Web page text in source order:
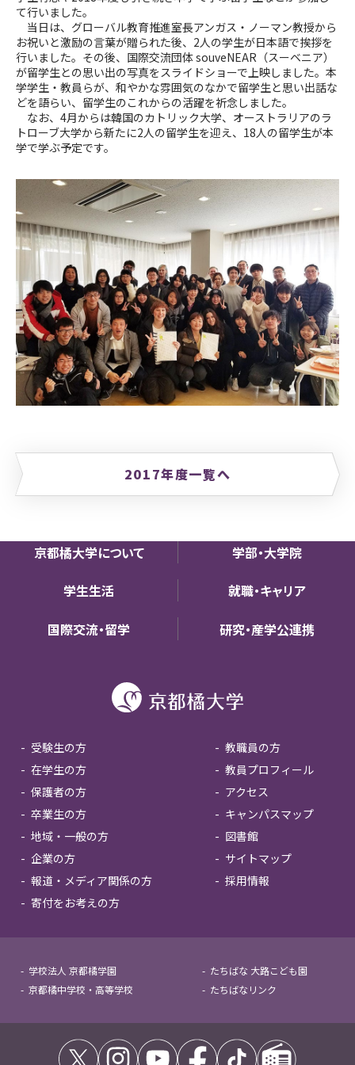
て行いました。
当日は、グローバル教育推進室長アンガス・ノーマン教授から
お祝いと激励の言葉が贈られた後、2人の学生が日本語で挨拶を
行いました。その後、国際交流団体 souveNEAR（スーベニア）
が留学生との思い出の写真をスライドショーで上映しました。本
学学生・教員らが、和やかな雰囲気のなかで留学生と思い出話な
どを語らい、留学生のこれからの活躍を祈念しました。
なお、4月からは韓国のカトリック大学、オーストラリアのラ
トローブ大学から新たに2人の留学生を迎え、18人の留学生が本
学で学ぶ予定です。
2017年度一覧へ
京都橘大学について 学部・大学院
学生生活 就職・キャリア
国際交流・留学 研究・産学公連携
受験生の方
在学生の方
保護者の方
卒業生の方
地域・一般の方
企業の方
報道・メディア関係の方
寄付をお考えの方
教職員の方
教員プロフィール
アクセス
キャンパスマップ
図書館
サイトマップ
採用情報
学校法人 京都橘学園
京都橘中学校・高等学校
たちばな 大路こども園
たちばなリンク